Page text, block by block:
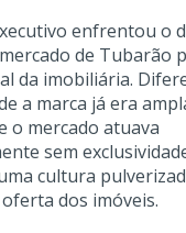
enfrentou o
de Tubarão
da imobiliária.
a marca já era
o mercado atuava
sem
cultura
dos imóveis.